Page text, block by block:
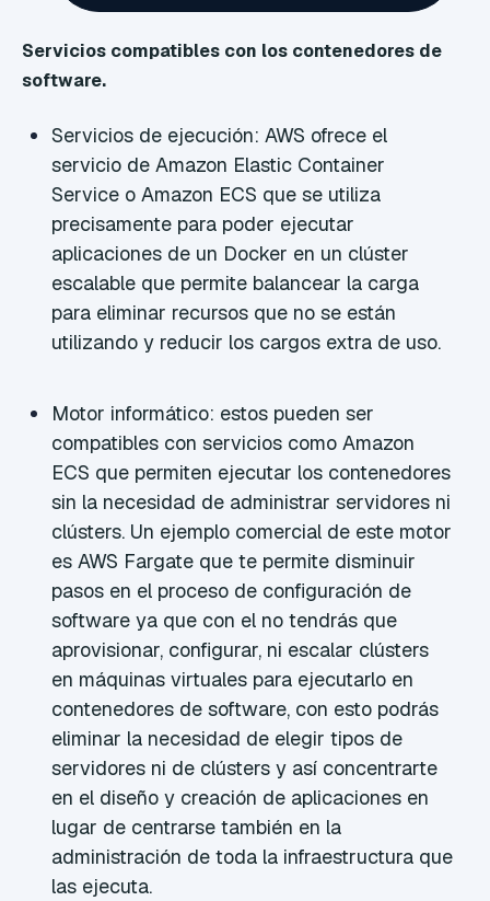
Servicios compatibles con los contenedores de
software.
Servicios de ejecución: AWS ofrece el
servicio de Amazon Elastic Container
Service o Amazon ECS que se utiliza
precisamente para poder ejecutar
aplicaciones de un Docker en un clúster
escalable que permite balancear la carga
para eliminar recursos que no se están
utilizando y reducir los cargos extra de uso.
Motor informático: estos pueden ser
compatibles con servicios como Amazon
ECS que permiten ejecutar los contenedores
sin la necesidad de administrar servidores ni
clústers. Un ejemplo comercial de este motor
es AWS Fargate que te permite disminuir
pasos en el proceso de configuración de
software ya que con el no tendrás que
aprovisionar, configurar, ni escalar clústers
en máquinas virtuales para ejecutarlo en
contenedores de software, con esto podrás
eliminar la necesidad de elegir tipos de
servidores ni de clústers y así concentrarte
en el diseño y creación de aplicaciones en
lugar de centrarse también en la
administración de toda la infraestructura que
las ejecuta.